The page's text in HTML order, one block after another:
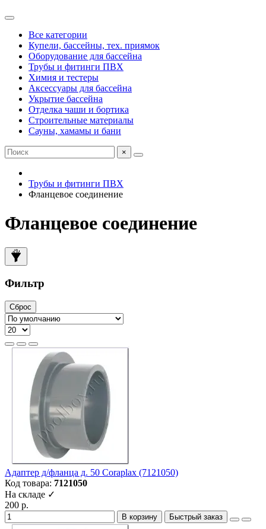
Все категории
Купели, бассейны, тех. приямок
Оборудование для бассейна
Трубы и фитинги ПВХ
Химия и тестеры
Аксессуары для бассейна
Укрытие бассейна
Отделка чаши и бортика
Строительные материалы
Сауны, хамамы и бани
×
Трубы и фитинги ПВХ
Фланцевое соединение
Фланцевое соединение
Фильтр
Сброс
Адаптер д/фланца д. 50 Coraplax (7121050)
Код товара: 7121050
На складе ✓
200 р.
В корзину Быстрый заказ